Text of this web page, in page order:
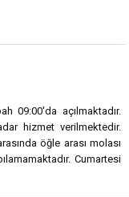
09:00'da açılmaktadır.
hizmet verilmektedir.
öğle arası molası
Cumartesi